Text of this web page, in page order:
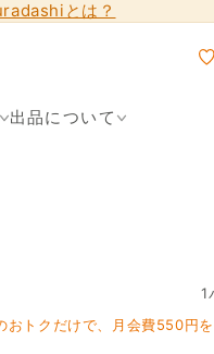
とは？
出品について
1
おトクだけで、月会費550円